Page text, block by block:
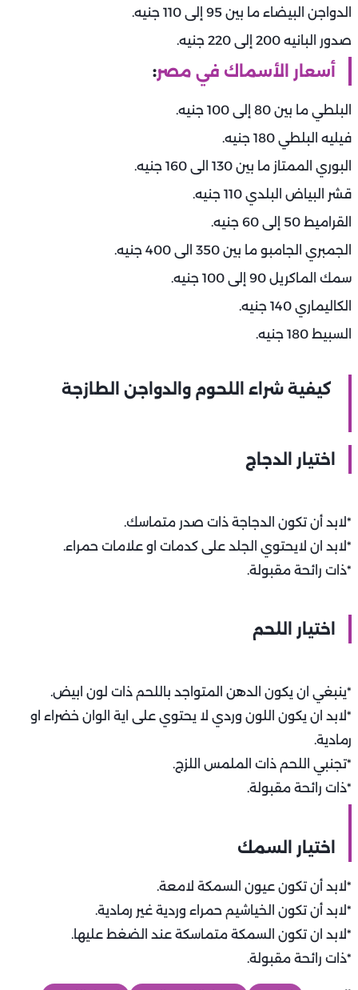
الدواجن البيضاء ما بين 95 إلى 110 جنيه.
صدور البانيه 200 إلى 220 جنيه.
أسعار الأسماك في مصر:
البلطي ما بين 80 إلى 100 جنيه.
فيليه البلطي 180 جنيه.
البوري الممتاز ما بين 130 الى 160 جنيه.
قشر البياض البلدي 110 جنيه.
القراميط 50 إلى 60 جنيه.
الجمبري الجامبو ما بين 350 الى 400 جنيه.
سمك الماكريل 90 إلى 100 جنيه.
الكاليماري 140 جنيه.
السبيط 180 جنيه.
كيفية شراء اللحوم والدواجن الطازجة
اختيار الدجاج
*لابد أن تكون الدجاجة ذات صدر متماسك.
*لابد ان لايحتوي الجلد على كدمات او علامات حمراء.
*ذات رائحة مقبولة.
اختيار اللحم
*ينبغي ان يكون الدهن المتواجد باللحم ذات لون ابيض.
*لابد ان يكون اللون وردي لا يحتوي على اية الوان خضراء او
رمادية.
*تجنبي اللحم ذات الملمس اللزج.
*ذات رائحة مقبولة.
اختيار السمك
*لابد أن تكون عيون السمكة لامعة.
*لابد أن تكون الخياشيم حمراء وردية غير رمادية.
*لابد ان تكون السمكة متماسكة عند الضغط عليها.
*ذات رائحة مقبولة.